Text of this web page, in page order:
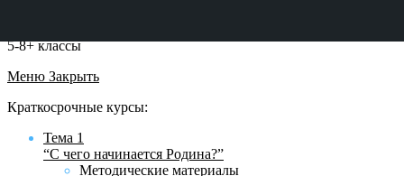
5-8+ классы
Меню Закрыть
Краткосрочные курсы:
Тема 1
“С чего начинается Родина?”
Методические материалы